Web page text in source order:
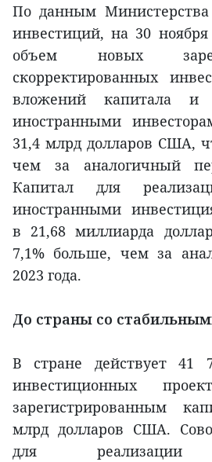
По данным
инвестиций, на 30
объем новых
скорректированных
вложений капитала и
иностранными
31,4 млрд долларов США,
чем за аналогичный
Капитал для
иностранными
в 21,68 миллиарда
7,1% больше, чем за
2023 года.
До страны со
В стране действует 41
инвестиционных
зарегистрированным
млрд долларов США.
для реализации